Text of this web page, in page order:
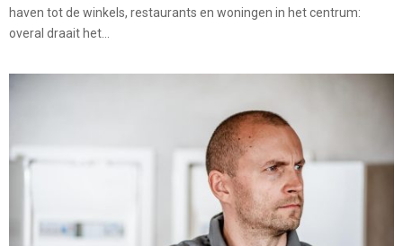
haven tot de winkels, restaurants en woningen in het centrum:
overal draait het...